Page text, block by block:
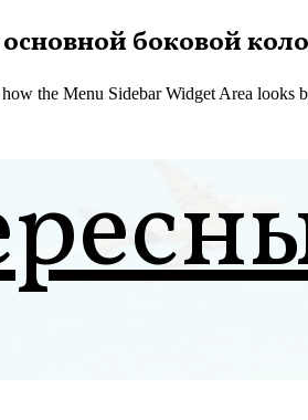
боковой
the Menu Sidebar Widget Area looks